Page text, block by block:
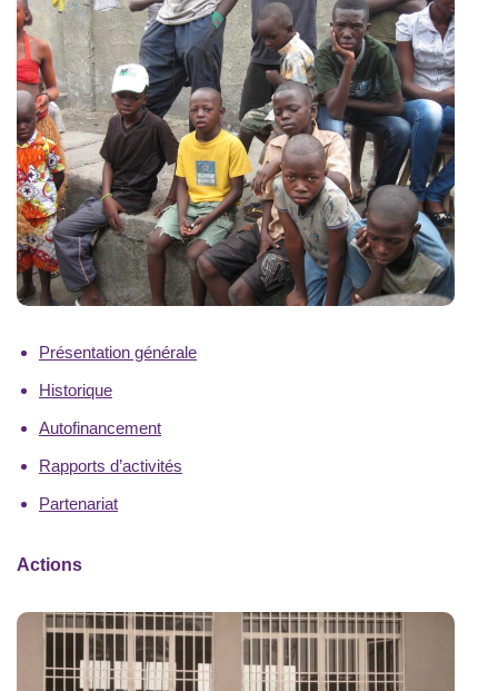
Présentation générale
Historique
Autofinancement
Rapports d’activités
Partenariat
Actions